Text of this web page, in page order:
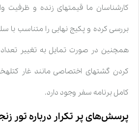
کارشناسان ما قیمتهای زنده و ظرفیت
بررسی کرده و پکیج نهایی را متناسب با
همچنین در صورت تمایل به تغییر تعداد
کردن گشتهای اختصاصی مانند غار
کامل برنامه سفر وجود دارد.
پرسش‌های پر تکرار درباره تور